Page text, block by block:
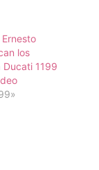
los
Ducati 1199